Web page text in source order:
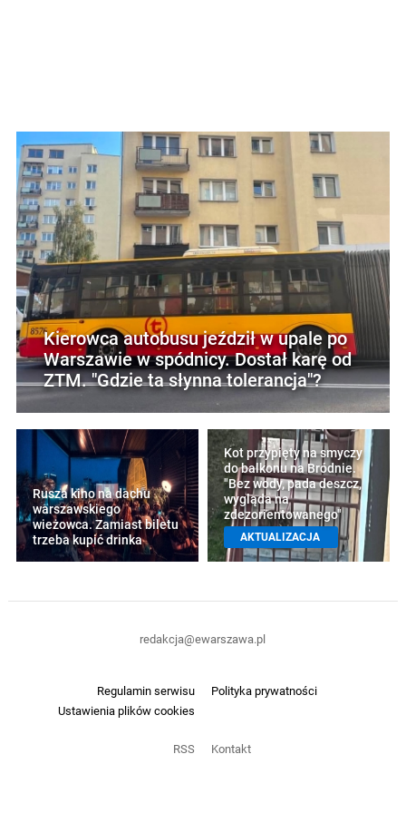
Kierowca autobusu jeździł w upale po
Warszawie w spódnicy. Dostał karę od
ZTM. "Gdzie ta słynna tolerancja"?
Rusza kino na dachu
warszawskiego
wieżowca. Zamiast biletu
trzeba kupić drinka
Kot przypięty na smyczy
do balkonu na Bródnie.
"Bez wody, pada deszcz,
wygląda na
zdezorientowanego"
AKTUALIZACJA
Regulamin serwisu
Polityka prywatności
Ustawienia plików cookies
RSS Kontakt
redakcja@ewarszawa.pl